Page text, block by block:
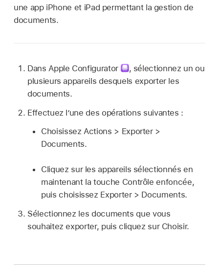
une app iPhone et iPad permettant la gestion de
documents.
Dans Apple Configurator , sélectionnez un ou
plusieurs appareils desquels exporter les
documents.
Effectuez l’une des opérations suivantes :
Choisissez Actions > Exporter >
Documents.
Cliquez sur les appareils sélectionnés en
maintenant la touche Contrôle enfoncée,
puis choisissez Exporter > Documents.
Sélectionnez les documents que vous
souhaitez exporter, puis cliquez sur Choisir.